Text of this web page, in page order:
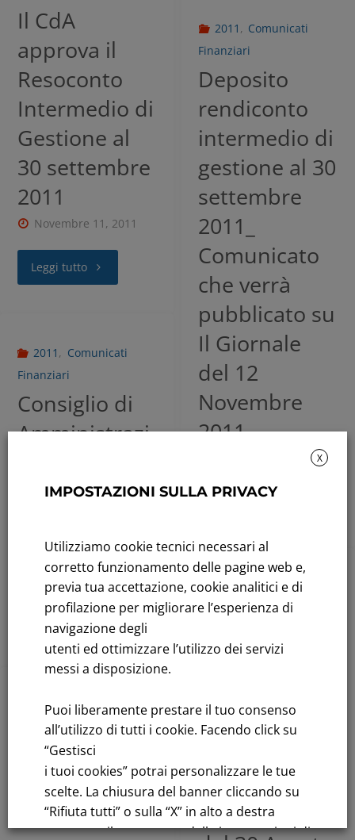
Il CdA
approva il
Resoconto
Intermedio di
Gestione al
30 settembre
2011
Novembre 11, 2011
Leggi tutto
2011 , Comunicati
Finanziari
Deposito
rendiconto
intermedio di
gestione al 30
settembre
2011_
Comunicato
che verrà
pubblicato su
Il Giornale
del 12
Novembre
2011
Novembre 11, 2011
Leggi tutto
2011 , Comunicati
Finanziari
Consiglio di
Amministrazi
Approvazione
semestrale
Leggi tutto
2011,Comunicati
Finanziari
Deposito
semestrale –
Comunicato
pubblicato su
Il Giornale
2011, Comunicati
Finanziari
Convocazione
Consiglio di
Amministrazi
X
IMPOSTAZIONI SULLA PRIVACY
Utilizziamo cookie tecnici necessari al
corretto funzionamento delle pagine web e,
previa tua accettazione, cookie analitici e di
profilazione per migliorare l’esperienza di
navigazione degli
utenti ed ottimizzare l’utilizzo dei servizi
messi a disposizione.
Puoi liberamente prestare il tuo consenso
all’utilizzo di tutti i cookie. Facendo click su
“Gestisci
i tuoi cookies” potrai personalizzare le tue
scelte. La chiusura del banner cliccando su
“Rifiuta tutti” o sulla “X” in alto a destra
comporta il permanere delle impostazioni di